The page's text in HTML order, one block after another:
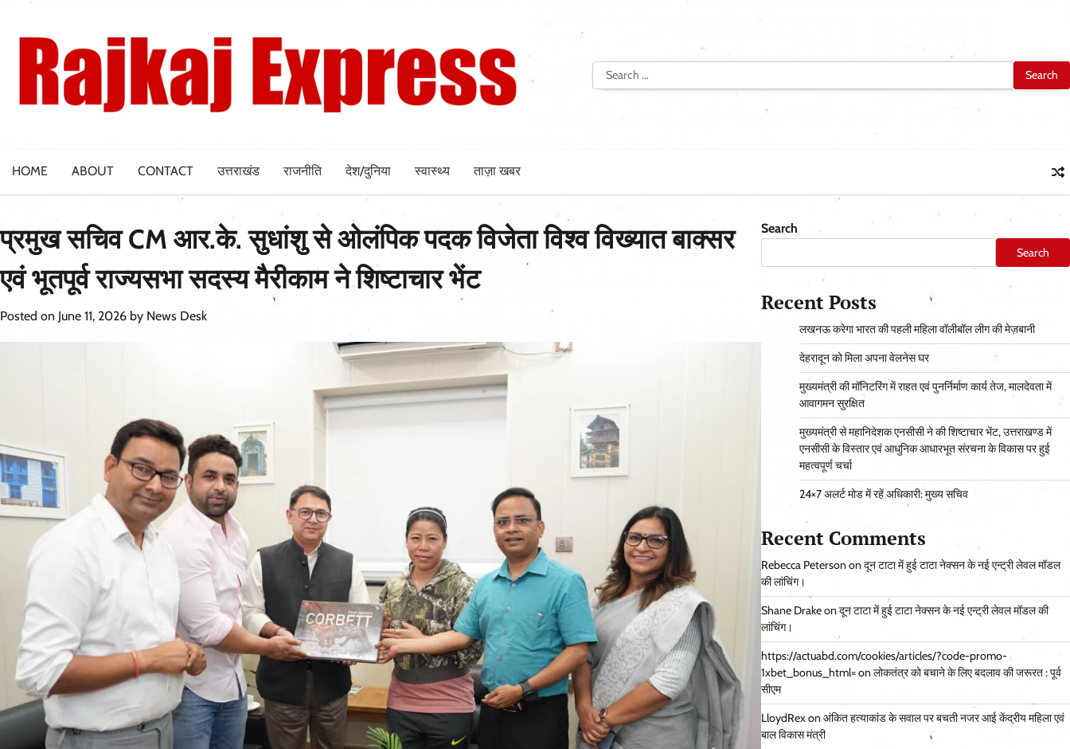
content
Search
for:
HOME ABOUT CONTACT उत्तराखंड राजनीति देश/दुनिया स्वास्थ्य ताज़ा खबर
प्रमुख सचिव CM आर.के. सुधांशु से ओलंपिक पदक विजेता विश्व विख्यात बाक्सर
एवं भूतपूर्व राज्यसभा सदस्य मैरीकाम ने शिष्टाचार भेंट
Posted on June 11, 2026 by News Desk
Search
Search
Recent Posts
लखनऊ करेगा भारत की पहली महिला वॉलीबॉल लीग की मेज़बानी
देहरादून को मिला अपना वेलनेस घर
मुख्यमंत्री की मॉनिटरिंग में राहत एवं पुनर्निर्माण कार्य तेज, मालदेवता में
आवागमन सुरक्षित
मुख्यमंत्री से महानिदेशक एनसीसी ने की शिष्टाचार भेंट, उत्तराखण्ड में
एनसीसी के विस्तार एवं आधुनिक आधारभूत संरचना के विकास पर हुई
महत्वपूर्ण चर्चा
24×7 अलर्ट मोड में रहें अधिकारी: मुख्य सचिव
Recent Comments
Rebecca Petersononदून टाटा में हुई टाटा नेक्सन के नई एन्ट्री लेवल मॉडल
की लांचिंग।
Shane Drakeonदून टाटा में हुई टाटा नेक्सन के नई एन्ट्री लेवल मॉडल की
लांचिंग।
https://actuabd.com/cookies/articles/?code-promo-
1xbet_bonus_html=onलोकतंत्र को बचाने के लिए बदलाव की जरूरत : पूर्व
सीएम
LloydRexonअंकित हत्याकांड के सवाल पर बचती नजर आई केंद्रीय महिला एवं
बाल विकास मंत्री